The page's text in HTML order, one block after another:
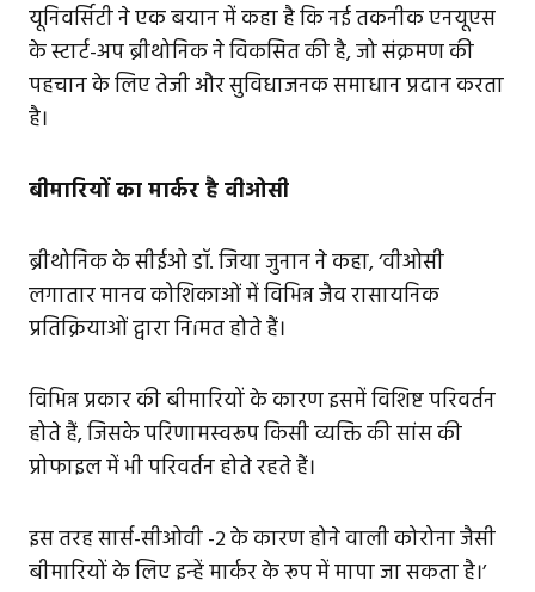
यूनिवर्सिटी ने एक बयान में कहा है कि नई तकनीक एनयूएस
के स्टार्ट-अप ब्रीथोनिक ने विकसित की है, जो संक्रमण की
पहचान के लिए तेजी और सुविधाजनक समाधान प्रदान करता
है।
बीमारियों का मार्कर है वीओसी
ब्रीथोनिक के सीईओ डॉ. जिया जुनान ने कहा, ‘वीओसी
लगातार मानव कोशिकाओं में विभिन्न जैव रासायनिक
प्रतिक्रियाओं द्वारा निíमत होते हैं।
विभिन्न प्रकार की बीमारियों के कारण इसमें विशिष्ट परिवर्तन
होते हैं, जिसके परिणामस्वरूप किसी व्यक्ति की सांस की
प्रोफाइल में भी परिवर्तन होते रहते हैं।
इस तरह सार्स-सीओवी -2 के कारण होने वाली कोरोना जैसी
बीमारियों के लिए इन्हें मार्कर के रूप में मापा जा सकता है।’